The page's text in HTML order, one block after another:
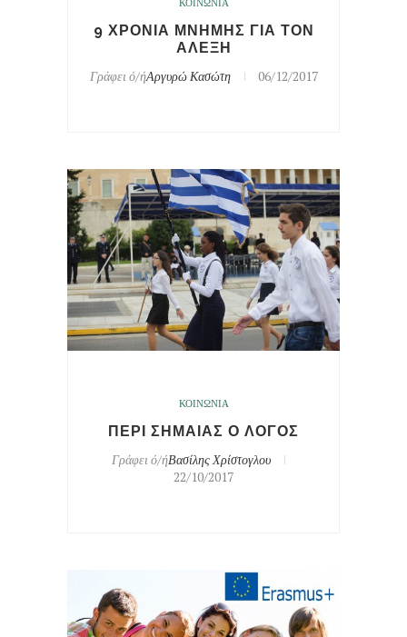
ΚΟΙΝΩΝΙΑ
9 ΧΡΟΝΙΑ ΜΝΗΜΗΣ ΓΙΑ ΤΟΝ
ΑΛΕΞΗ
Γράφει ό/ήΑργυρώ Κασώτη 06/12/2017
ΚΟΙΝΩΝΙΑ
ΠΕΡΙ ΣΗΜΑΙΑΣ Ο ΛΟΓΟΣ
Γράφει ό/ήΒασίλης Χρίστογλου
22/10/2017